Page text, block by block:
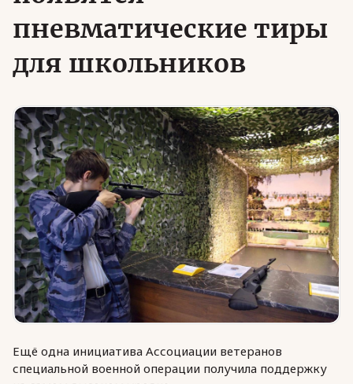
пневматические тиры
для школьников
Ещё одна инициатива Ассоциации ветеранов
специальной военной операции получила поддержку
Ассоциация в субъектах России
Частые вопросы
Юридическая помощь
Региональные меры поддержки